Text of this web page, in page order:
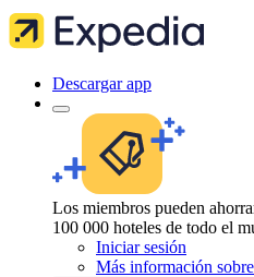
Descargar app
Los miembros pueden
100 000 hoteles de todo el
Iniciar sesión
Más información